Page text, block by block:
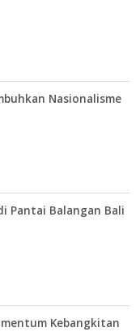
Nasionalisme
Pantai Balangan Bali
Kebangkitan